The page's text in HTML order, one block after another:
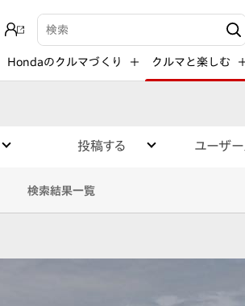
検索キーワード入力
Hondaのクルマづくり クルマと楽しむ
投稿する ユーザ
検索結果一覧